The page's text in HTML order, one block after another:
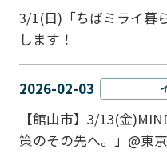
3/1(日)「ちばミライ暮
します！
2026-02-03
【館山市】3/13(金
策のその先へ。」@東